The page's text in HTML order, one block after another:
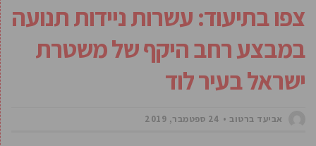
צפו בתיעוד: עשרות ניידות תנועה
במבצע רחב היקף של משטרת
ישראל בעיר לוד
אביעד ברטוב 24 ספטמבר, 2019